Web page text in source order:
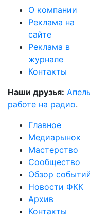
О компании
Реклама на
сайте
Реклама в
журнале
Контакты
Наши друзья:
работе на радио.
Главное
Медиарынок
Мастерство
Сообщество
Обзор
Новости ФКК
Архив
Контакты